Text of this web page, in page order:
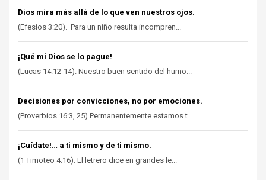
Dios mira más allá de lo que ven nuestros ojos.
(Efesios 3:20). Para un niño resulta incompren...
¡Qué mi Dios se lo pague!
(Lucas 14:12-14). Nuestro buen sentido del humo...
Decisiones por convicciones, no por emociones.
(Proverbios 16:3, 25) Permanentemente estamos t...
¡Cuídate!… a ti mismo y de ti mismo.
(1 Timoteo 4:16). El letrero dice en grandes le...